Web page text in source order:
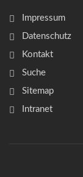
Impressum
Datenschutz
Kontakt
Suche
Sitemap
Intranet